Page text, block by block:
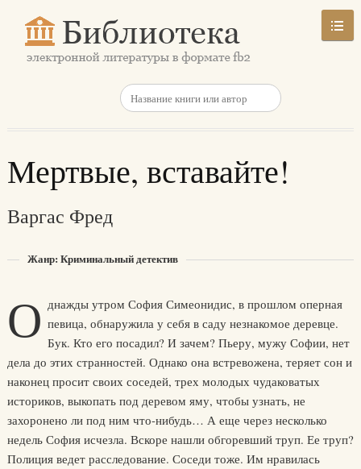
Мертвые, вставайте!
Варгас Фред
Жанр: Криминальный детектив
О днажды утром София Симеонидис, в прошлом оперная
певица, обнаружила у себя в саду незнакомое деревце.
Бук. Кто его посадил? И зачем? Пьеру, мужу Софии, нет
дела до этих странностей. Однако она встревожена, теряет сон и
наконец просит своих соседей, трех молодых чудаковатых
историков, выкопать под деревом яму, чтобы узнать, не
захоронено ли под ним что-нибудь… А еще через несколько
недель София исчезла. Вскоре нашли обгоревший труп. Ее труп?
Полиция ведет расследование. Соседи тоже. Им нравилась